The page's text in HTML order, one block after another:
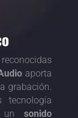
aporta
grabación.
tecnología
unsonido